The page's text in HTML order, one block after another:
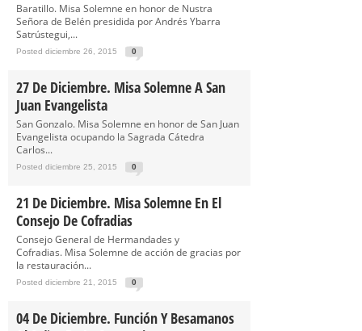
Baratillo. Misa Solemne en honor de Nustra
Señora de Belén presidida por Andrés Ybarra
Satrústegui,...
Posted diciembre 26, 2015 0
27 De Diciembre. Misa Solemne A San
Juan Evangelista
San Gonzalo. Misa Solemne en honor de San Juan
Evangelista ocupando la Sagrada Cátedra
Carlos...
Posted diciembre 25, 2015 0
21 De Diciembre. Misa Solemne En El
Consejo De Cofradias
Consejo General de Hermandades y
Cofradias. Misa Solemne de acción de gracias por
la restauración...
Posted diciembre 21, 2015 0
04 De Diciembre. Función Y Besamanos